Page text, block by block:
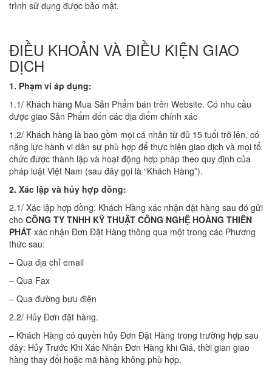
trình sử dụng được bảo mật.
ĐIỀU KHOẢN VÀ ĐIỀU KIỆN GIAO
DỊCH
1. Phạm vi áp dụng:
1.1/ Khách hàng Mua Sản Phẩm bán trên Website. Có nhu cầu
được giao Sản Phẩm đến các địa điểm chính xác
1.2/ Khách hàng là bao gồm mọi cá nhân từ đủ 15 tuổi trở lên, có
năng lực hành vi dân sự phù hợp để thực hiện giao dịch và mọi tổ
chức được thành lập và hoạt động hợp pháp theo quy định của
pháp luật Việt Nam (sau đây gọi là “Khách Hàng”).
2. Xác lập và hủy hợp đồng:
2.1/ Xác lập hợp đồng: Khách Hàng xác nhận đặt hàng sau đó gửi
cho CÔNG TY TNHH KỸ THUẬT CÔNG NGHỆ HOÀNG THIÊN
PHÁT xác nhận Đơn Đặt Hàng thông qua một trong các Phương
thức sau:
– Qua địa chỉ email
– Qua Fax
– Qua đường bưu điện
2.2/ Hủy Đơn đặt hàng.
– Khách Hàng có quyền hủy Đơn Đặt Hàng trong trường hợp sau
đây: Hủy Trước Khi Xác Nhận Đơn Hàng khi Giá, thời gian giao
hàng thay đổi hoặc mã hàng không phù hợp.